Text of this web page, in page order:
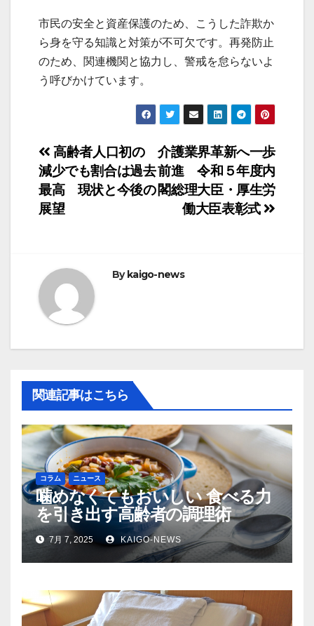
市民の安全と資産保護のため、こうした詐欺か
ら身を守る知識と対策が不可欠です。再発防止
のため、関連機関と協力し、警戒を怠らないよ
う呼びかけています。
投
稿
ナ
ゲ
ー
シ
ョ
ン
介護業界革新へ一歩
前進 令和５年度内
閣総理大臣・厚生労
働大臣表彰式
高齢者人口初の
減少でも割合は過去
最高 現状と今後の
展望
Bykaigo-news
関連記事はこちら
コラム ニュース
噛めなくてもおいしい 食べる力
を引き出す高齢者の調理術
7月 7, 2025 KAIGO-NEWS